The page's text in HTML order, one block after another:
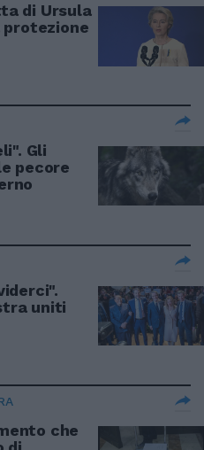
di Ursula
protezione
Gli
pecore
uniti
che